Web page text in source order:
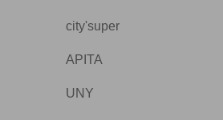
city'super
APITA
UNY